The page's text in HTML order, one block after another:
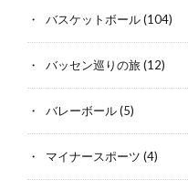
バスケットボール(104)
バッセン巡りの旅(12)
バレーボール(5)
マイナースポーツ (4)